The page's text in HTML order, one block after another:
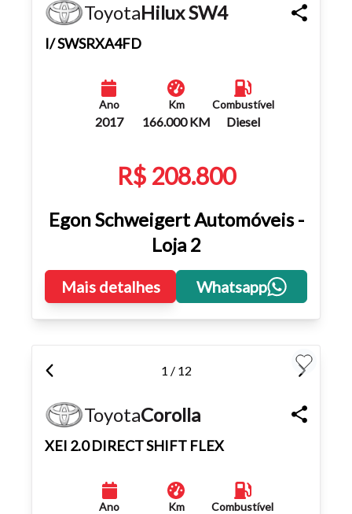
ToyotaHilux SW4
I/ SWSRXA4FD
Ano
2017
Km
166.000 KM
Combustível
Diesel
R$ 208.800
Egon Schweigert Automóveis -
Loja 2
Mais detalhes Whatsapp
1 / 12
ToyotaCorolla
XEI 2.0 DIRECT SHIFT FLEX
Ano Km Combustível